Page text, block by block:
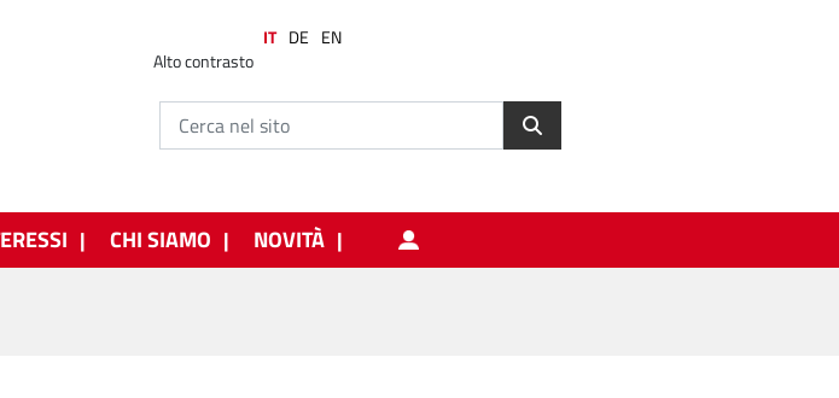
Alto contrasto
IT DE EN
CHI SIAMO NOVITÀ